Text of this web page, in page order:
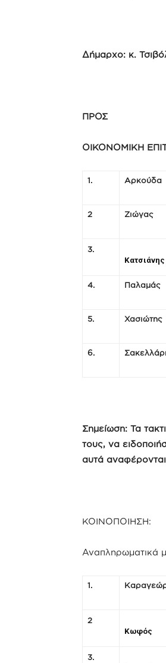
Δήμαρχο: κ.
ΠΡΟΣ
ΟΙΚΟΝΟΜΙΚΗ
1. Αρκούδα
2 Ζιώγας
3.
Κατσιάνης
4. Παλαμάς
5. Χασιώτης
6.
Σημείωση: Τα
τους, να
αυτά
ΚΟΙΝΟΠΟΙΗΣΗ:
Αναπληρωματικά
1.
2
Κωφός
3.